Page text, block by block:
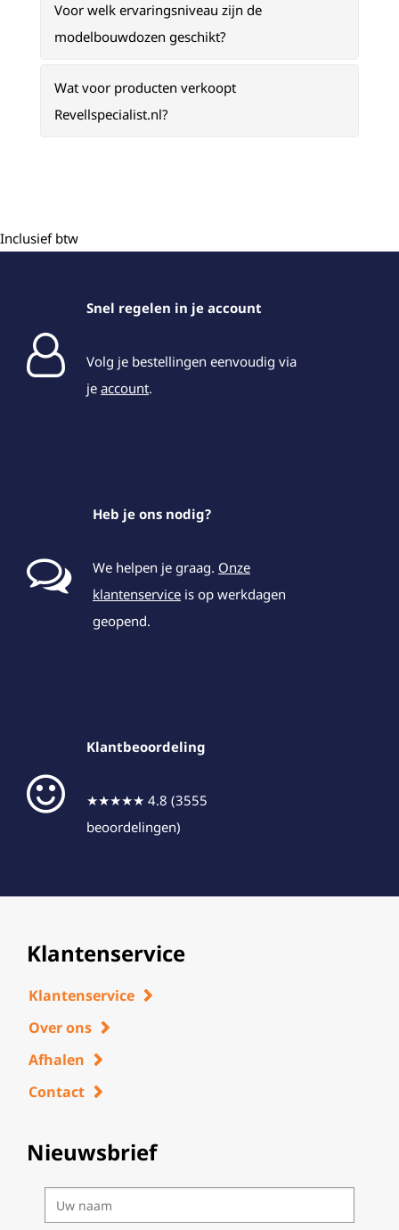
Voor welk ervaringsniveau zijn de
modelbouwdozen geschikt?
Wat voor producten verkoopt
Revellspecialist.nl?
Inclusief btw
Snel regelen in je account
Volg je bestellingen eenvoudig via
je account.
Heb je ons nodig?
We helpen je graag. Onze
klantenservice is op werkdagen
geopend.
Klantbeoordeling
★★★★★ 4.8 (3555
beoordelingen)
Klantenservice
Klantenservice
Over ons
Afhalen
Contact
Nieuwsbrief